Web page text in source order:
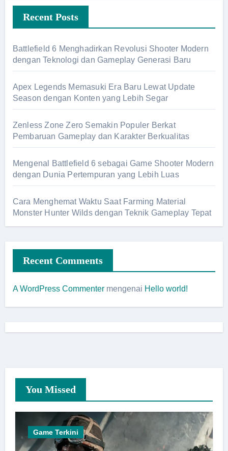
Recent Posts
Battlefield 6 Menghadirkan Revolusi Shooter Modern
dengan Teknologi dan Gameplay Generasi Baru
Apex Legends Memasuki Era Baru Lewat Update
Season dengan Konten yang Lebih Segar
Zenless Zone Zero Semakin Populer Berkat
Pembaruan Gameplay dan Karakter Berkualitas
Mengenal Battlefield 6 sebagai Game Shooter Modern
dengan Dunia Pertempuran yang Lebih Luas
Cara Menghemat Waktu Saat Farming Material
Monster Hunter Wilds dengan Teknik Gameplay Tepat
Recent Comments
A WordPress Commentermengenai Hello world!
You Missed
Game Terkini